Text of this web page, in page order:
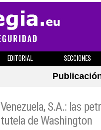
EDITORIAL SECCIONES
Venezuela, S.A.: las
tutela de Washington